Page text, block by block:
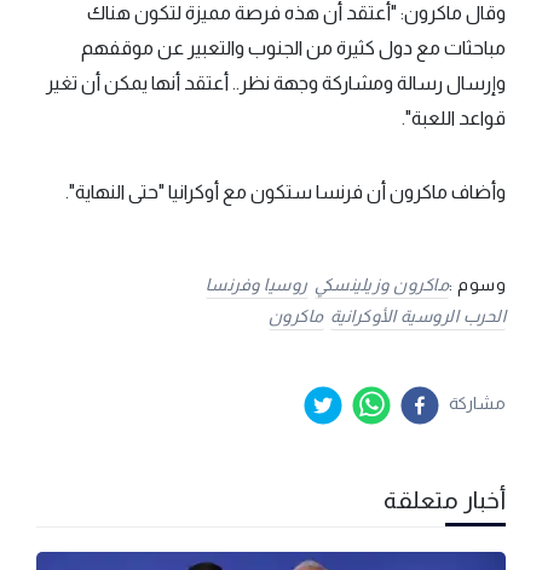
وقال ماكرون: "أعتقد أن هذه فرصة مميزة لتكون هناك
مباحثات مع دول كثيرة من الجنوب والتعبير عن موقفهم
وإرسال رسالة ومشاركة وجهة نظر.. أعتقد أنها يمكن أن تغير
قواعد اللعبة".
وأضاف ماكرون أن فرنسا ستكون مع أوكرانيا "حتى النهاية".
وسوم :ماكرون وزيلينسكي روسيا وفرنسا
الحرب الروسية الأوكرانية ماكرون
مشاركة
أخبار متعلقة